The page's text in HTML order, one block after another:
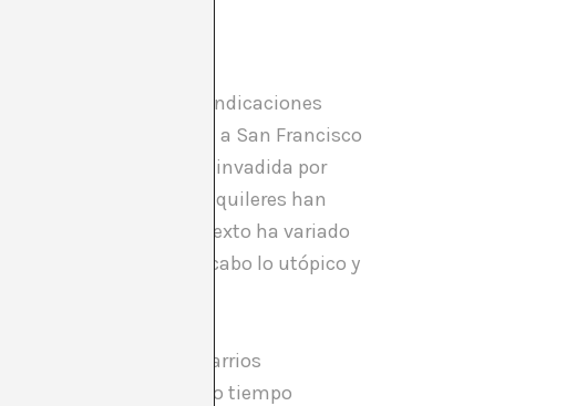
archiconocidas reivindicaciones
cambiado y si vienes a San Francisco
de EEUU ha sido invadida por
ha llegado, los alquileres han
marcharse. El contexto ha variado
idóneo para llevar a cabo lo utópico y
establecido.
progresivamente a barrios
critican pero al mismo tiempo